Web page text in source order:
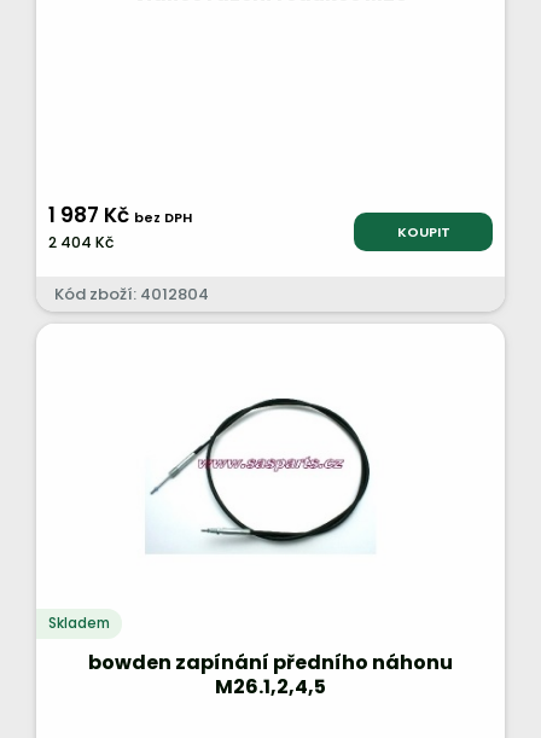
1 987 Kč bez DPH
2 404 Kč KOUPIT
Kód zboží: 4012804
Skladem
bowden zapínání předního náhonu
M26.1,2,4,5